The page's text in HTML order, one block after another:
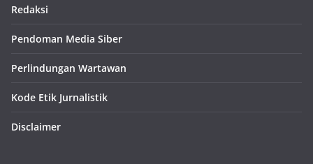
Redaksi
Pendoman Media Siber
Perlindungan Wartawan
Kode Etik Jurnalistik
Disclaimer